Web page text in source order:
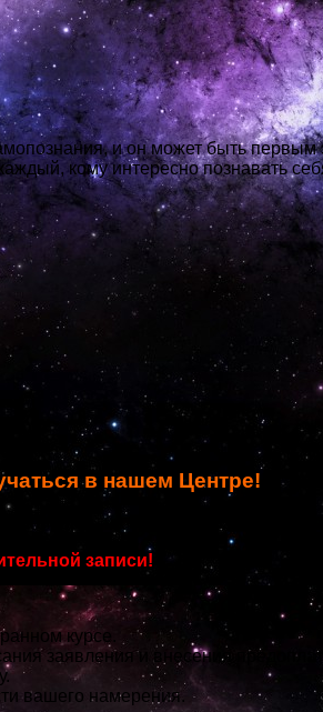
и он может быть
кому интересно познавать
в нашем Центре!
на сентябрь 2020 года!
записи!
курсе.
заявления и внесения
вашего намерения.